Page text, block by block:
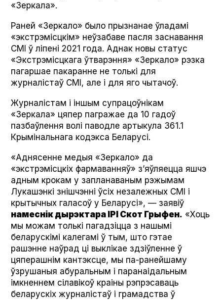
«Зеркала».
Раней «Зеркало» было прызнанае ўладамі
«экстрэмісцкім» неўзабаве пасля заснавання
СМІ ў ліпені 2021 года. Аднак новы статус
«Экстрэмісцкага ўтварэння» «Зеркало» рэзка
пагаршае пакаранне не толькі для
журналістаў СМІ, але і для яго чытачоў.
Журналістам і іншым супрацоўнікам
«Зеркала» цяпер пагражае да 10 гадоў
пазбаўлення волі паводле артыкула 361.1
Крымінальнага кодэкса Беларусі.
«Аднясенне медыя «Зеркало» да
«экстрэмісцкіх фармаванняў» з’яўляецца яшчэ
адным крокам у запланаваным рэжымам
Лукашэнкі знішчэнні ўсіх незалежных СМІ і
крытычных галасоў у Беларусі», — заявіў
намеснік дырэктара IPI Скот Грыфен. «Хоць
мы можам толькі пагадзіцца з нашымі
беларускімі калегамі ў тым, што гэтае
рашэнне наўрад ці выклікае здзіўленне ў
цяперашнім кантэксце, мы па-ранейшаму
ўзрушаныя абуральным і паранаідальным
імкненнем сілавікоў краіны рэпрэсаваць
беларускіх журналістаў і грамадства ў